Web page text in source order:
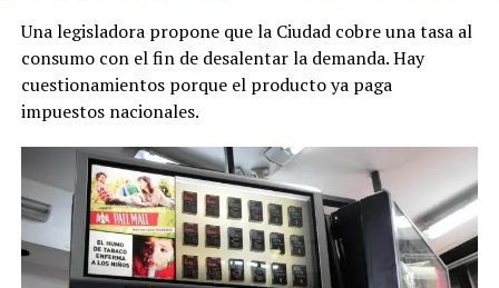
Una legisladora propone que la Ciudad cobre una tasa al
consumo con el fin de desalentar la demanda. Hay
cuestionamientos porque el producto ya paga
impuestos nacionales.